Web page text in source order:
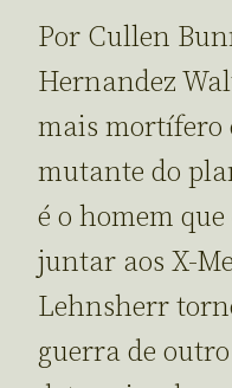
Por Cullen
Hernandez
mais mortífero
mutante do
é o homem
juntar aos X-
Lehnsherr
guerra de